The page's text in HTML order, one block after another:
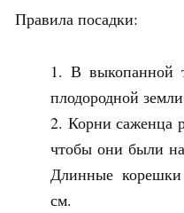
Правила посадки:
В выкопанной
плодородной
Корни саженца
чтобы они были
Длинные корешки
см.